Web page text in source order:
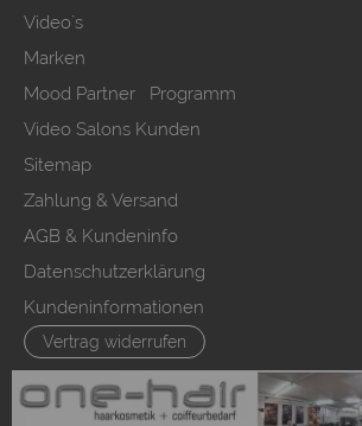
Video`s
Marken
Mood Partner Programm
Video Salons Kunden
Sitemap
Zahlung & Versand
AGB & Kundeninfo
Datenschutzerklärung
Kundeninformationen
Vertrag widerrufen